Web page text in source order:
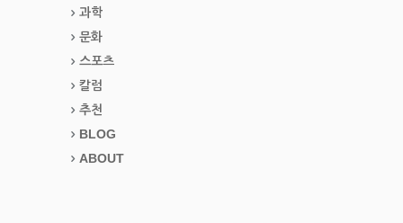
과학
문화
스포츠
칼럼
추천
BLOG
ABOUT